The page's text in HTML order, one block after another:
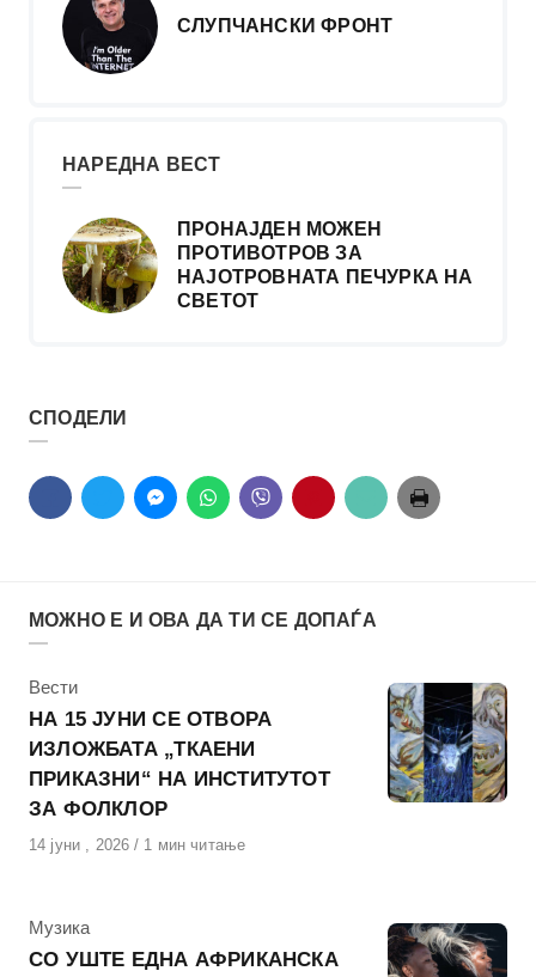
СЛУПЧАНСКИ ФРОНТ
НАРЕДНА ВЕСТ
ПРОНАЈДЕН МОЖЕН
ПРОТИВОТРОВ ЗА
НАЈОТРОВНАТА ПЕЧУРКА НА
СВЕТОТ
СПОДЕЛИ
МОЖНО Е И ОВА ДА ТИ СЕ ДОПАЃА
КАтегорија
Вести
НА 15 ЈУНИ СЕ ОТВОРА
ИЗЛОЖБАТА „ТКАЕНИ
ПРИКАЗНИ“ НА ИНСТИТУТОТ
ЗА ФОЛКЛОР
Објавено
14 јуни , 2026 1 мин читање
КАтегорија
Музика
СО УШТЕ ЕДНА АФРИКАНСКА